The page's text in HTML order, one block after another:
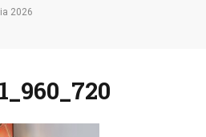
2026